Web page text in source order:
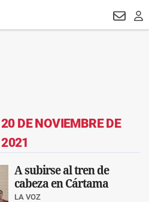
20 DE NOVIEMBRE DE
2021
A subirse al tren de
cabeza en Cártama
LA VOZ